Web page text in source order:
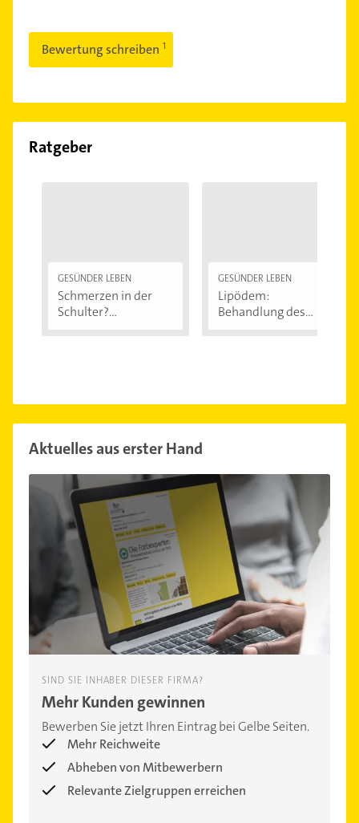
Bewertung schreiben
Ratgeber
GESÜNDER LEBEN
Schmerzen in der
Schulter?
GESÜNDER LEBEN
Lipödem:
Behandlung des
Aktuelles aus erster Hand
SIND SIE INHABER DIESER FIRMA?
Mehr Kunden gewinnen
Bewerben Sie jetzt Ihren Eintrag bei Gelbe Seiten.
Mehr Reichweite
Abheben von Mitbewerbern
Relevante Zielgruppen erreichen